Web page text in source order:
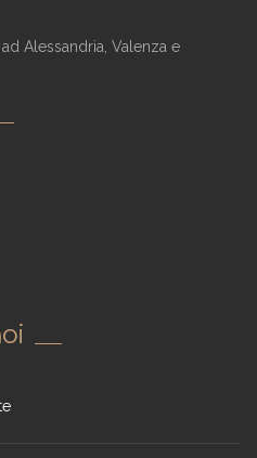
Alessandria, Valenza e